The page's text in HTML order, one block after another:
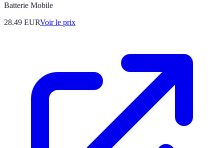
Batterie Mobile
28.49 EURVoir le prix